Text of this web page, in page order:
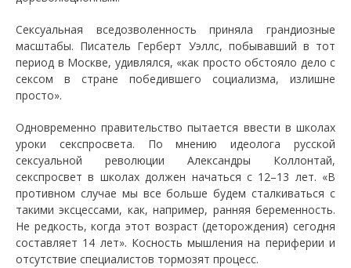
Сексуальная вседозволенность приняла грандиозные
масштабы. Писатель Герберт Уэллс, побывавший в тот
период в Москве, удивлялся, «как просто обстояло дело с
сексом в стране победившего социализма, излишне
просто».
Одновременно правительство пытается ввести в школах
уроки секспросвета. По мнению идеолога русской
сексуальной революции Александры Коллонтай,
секспросвет в школах должен начаться с 12–13 лет. «В
противном случае мы все больше будем сталкиваться с
такими эксцессами, как, например, ранняя беременность.
Не редкость, когда этот возраст (деторождения) сегодня
составляет 14 лет». Косность мышления на периферии и
отсутствие специалистов тормозят процесс.